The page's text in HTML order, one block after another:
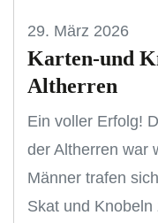
29. März 2026
Karten-und
Altherren
Ein voller Erfolg!
der Altherren war
Männer trafen
Skat und